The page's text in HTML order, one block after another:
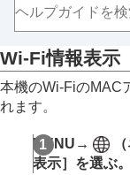
本体と付属品を確認す
本機の基本操作
準備/基本的な撮影
MENU一覧から機能を
撮影機能を活用する
再生する
カメラの設定を変更する
Wi-Fi情報表示
本機のWi-FiのMAC
れます。
MENU → （
表示］ を選ぶ。